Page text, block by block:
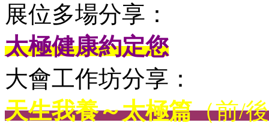
展位多場分享：
太極健康約定您
大會工作坊分享：
天生我養～太極篇（前/